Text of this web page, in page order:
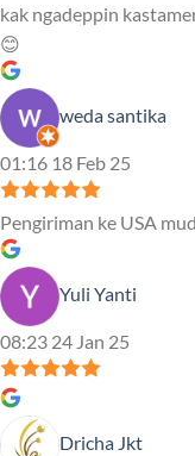
kak ngadeppin
😊
weda santika
01:16 18 Feb 25
Pengiriman ke USA
Yuli Yanti
08:23 24 Jan 25
Dricha Jkt